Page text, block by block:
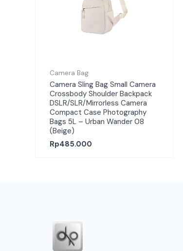
Camera Bag
Camera Sling Bag Small Camera
Crossbody Shoulder Backpack
DSLR/SLR/Mirrorless Camera
Compact Case Photography
Bags 5L – Urban Wander 08
(Beige)
Rp485.000